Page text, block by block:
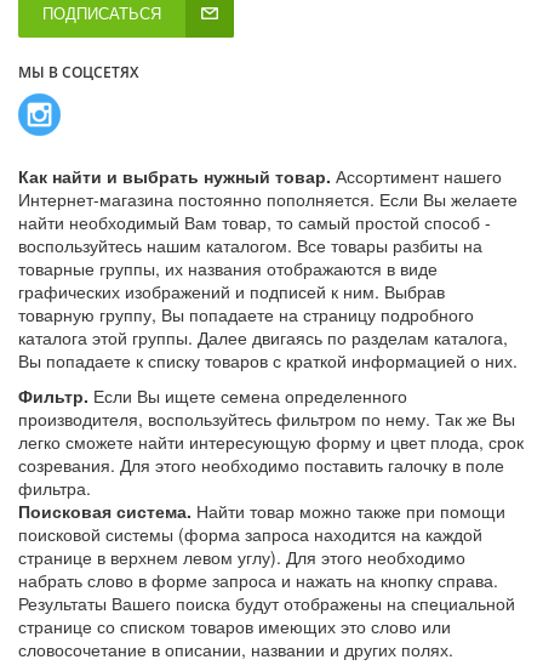
ПОДПИСАТЬСЯ
МЫ В СОЦСЕТЯХ
Как найти и выбрать нужный товар. Ассортимент нашего
Интернет-магазина постоянно пополняется. Если Вы желаете
найти необходимый Вам товар, то самый простой способ -
воспользуйтесь нашим каталогом. Все товары разбиты на
товарные группы, их названия отображаются в виде
графических изображений и подписей к ним. Выбрав
товарную группу, Вы попадаете на страницу подробного
каталога этой группы. Далее двигаясь по разделам каталога,
Вы попадаете к списку товаров с краткой информацией о них.
Фильтр. Если Вы ищете семена определенного
производителя, воспользуйтесь фильтром по нему. Так же Вы
легко сможете найти интересующую форму и цвет плода, срок
созревания. Для этого необходимо поставить галочку в поле
фильтра.
Поисковая система. Найти товар можно также при помощи
поисковой системы (форма запроса находится на каждой
странице в верхнем левом углу). Для этого необходимо
набрать слово в форме запроса и нажать на кнопку справа.
Результаты Вашего поиска будут отображены на специальной
странице со списком товаров имеющих это слово или
словосочетание в описании, названии и других полях.